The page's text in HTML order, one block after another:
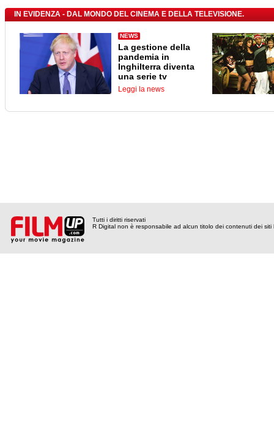
IN EVIDENZA - DAL MONDO DEL CINEMA E DELLA TELEVISIONE.
NEWS
La gestione della
pandemia in
Inghilterra diventa
una serie tv
Leggi la news
Tutti i diritti riservati
R Digital non è responsabile ad alcun titolo dei contenuti dei siti